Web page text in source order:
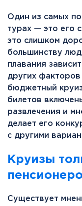
Один из самых
турах — это его
это слишком
большинству
плавания
других
бюджетный
билетов
развлечения и
делает его
с другими
Круизы
Существует